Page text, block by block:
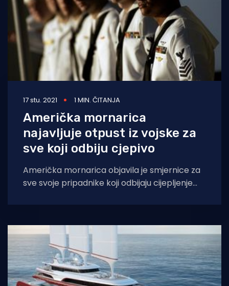
17 stu. 2021 1 MIN. ČITANJA
Američka mornarica
najavljuje otpust iz vojske za
sve koji odbiju cjepivo
Američka mornarica objavila je smjernice za
sve svoje pripadnike koji odbijaju cijepljenje